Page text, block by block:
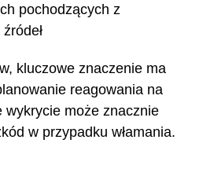
pochodzących z
kluczowe znaczenie ma
reagowania na
wykrycie może znacznie
w przypadku włamania.